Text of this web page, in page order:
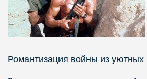
Романтизация войны из уютных